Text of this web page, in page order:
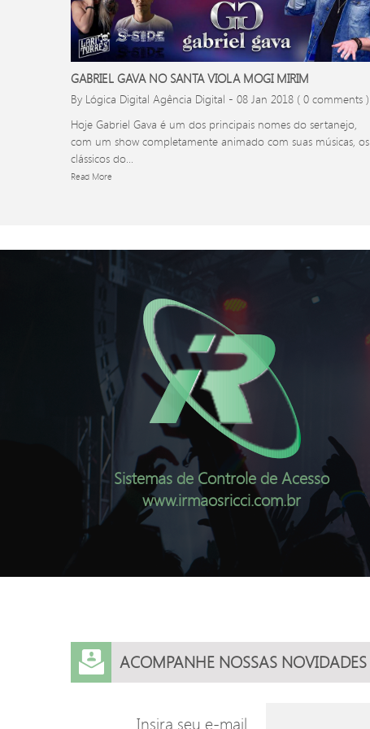
GABRIEL GAVA NO SANTA VIOLA MOGI MIRIM
By Lógica Digital Agência Digital - 08 Jan 2018 ( 0 comments )
Hoje Gabriel Gava é um dos principais nomes do sertanejo,
com um show completamente animado com suas músicas, os
clássicos do...
Read More
Sistemas de Controle de Acesso
www.irmaosricci.com.br
ACOMPANHE NOSSAS NOVIDADES